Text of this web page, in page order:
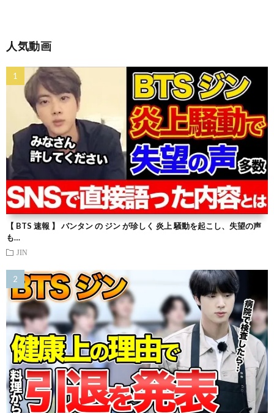
人気動画
【 BTS 速報 】 バンタン の ジン が珍しく 炎上 騒動を起こし、失望の声
も…
JIN